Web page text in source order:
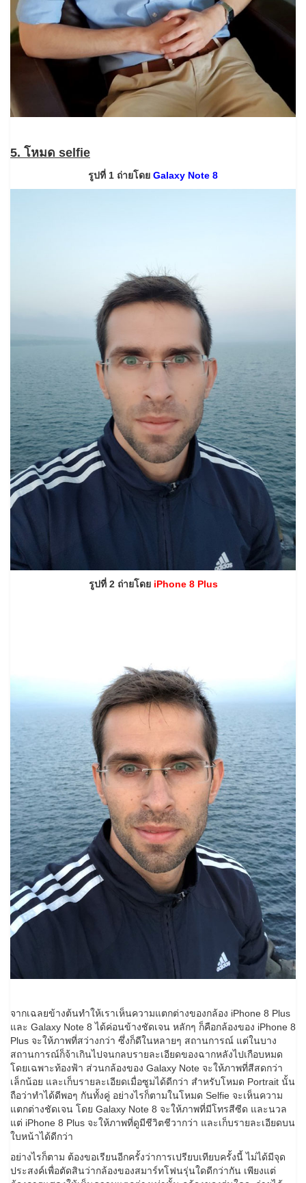
5. โหมด selfie
รูปที่ 1 ถ่ายโดย Galaxy Note 8
รูปที่ 2 ถ่ายโดย iPhone 8 Plus
จากเฉลยข้างต้นทำให้เราเห็นความแตกต่างของกล้อง iPhone 8 Plus
และ Galaxy Note 8 ได้ค่อนข้างชัดเจน หลักๆ ก็คือกล้องของ iPhone 8
Plus จะให้ภาพที่สว่างกว่า ซึ่งก็ดีในหลายๆ สถานการณ์ แต่ในบาง
สถานการณ์ก็จ้าเกินไปจนกลบรายละเอียดของฉากหลังไปเกือบหมด
โดยเฉพาะท้องฟ้า ส่วนกล้องของ Galaxy Note จะให้ภาพที่สีสดกว่า
เล็กน้อย และเก็บรายละเอียดเมื่อซูมได้ดีกว่า สำหรับโหมด Portrait นั้น
ถือว่าทำได้ดีพอๆ กันทั้งคู่ อย่างไรก็ตามในโหมด Selfie จะเห็นความ
แตกต่างชัดเจน โดย Galaxy Note 8 จะให้ภาพที่มีโทรสีซีด และนวล
แต่ iPhone 8 Plus จะให้ภาพที่ดูมีชีวิตชีวากว่า และเก็บรายละเอียดบน
ใบหน้าได้ดีกว่า
อย่างไรก็ตาม ต้องขอเรียนอีกครั้งว่าการเปรียบเทียบครั้งนี้ ไม่ได้มีจุด
ประสงค์เพื่อตัดสินว่ากล้องของสมาร์ทโฟนรุ่นใดดีกว่ากัน เพียงแต่